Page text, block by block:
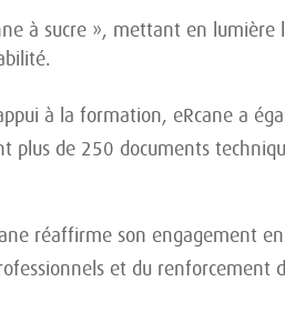
à sucre », mettant en lumière
à la formation, eRcane a
plus de 250 documents
réaffirme son engagement
et du renforcement